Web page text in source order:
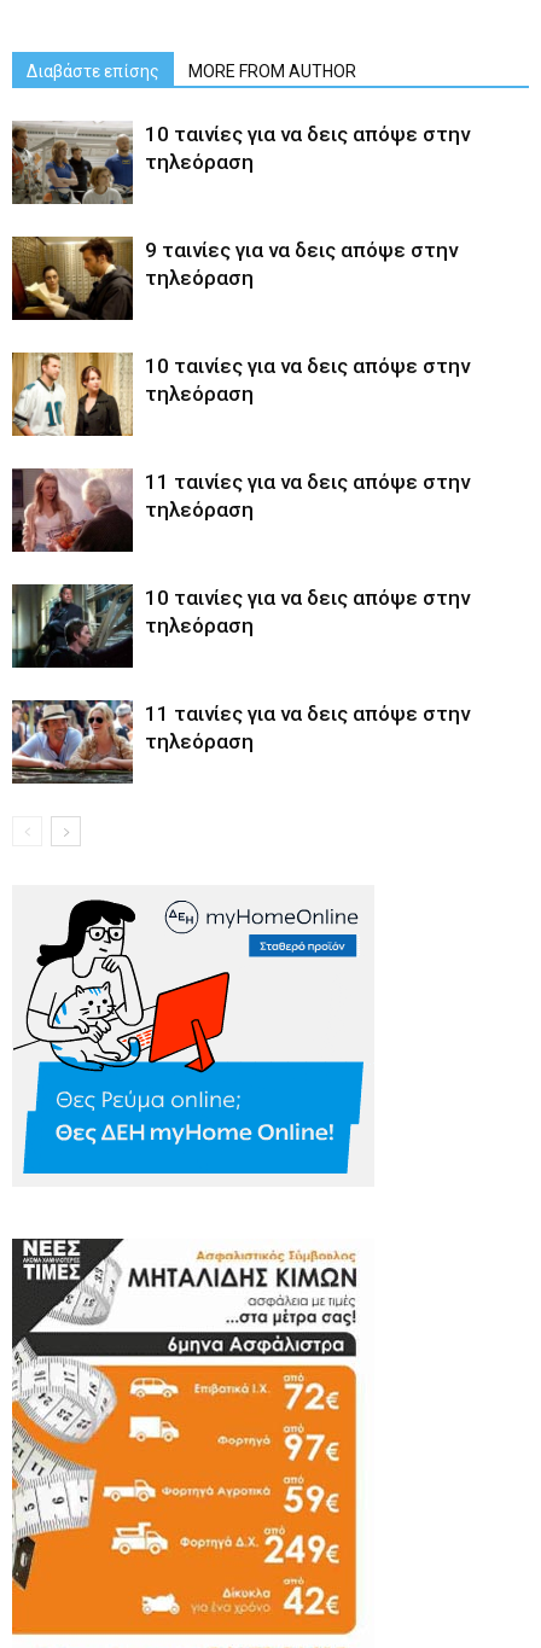
Διαβάστε επίσης MORE FROM AUTHOR
10 ταινίες για να δεις απόψε στην
τηλεόραση
9 ταινίες για να δεις απόψε στην
τηλεόραση
10 ταινίες για να δεις απόψε στην
τηλεόραση
11 ταινίες για να δεις απόψε στην
τηλεόραση
10 ταινίες για να δεις απόψε στην
τηλεόραση
11 ταινίες για να δεις απόψε στην
τηλεόραση